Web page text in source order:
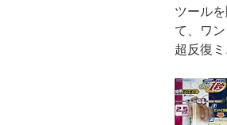
ツール
て、ワ
超反復